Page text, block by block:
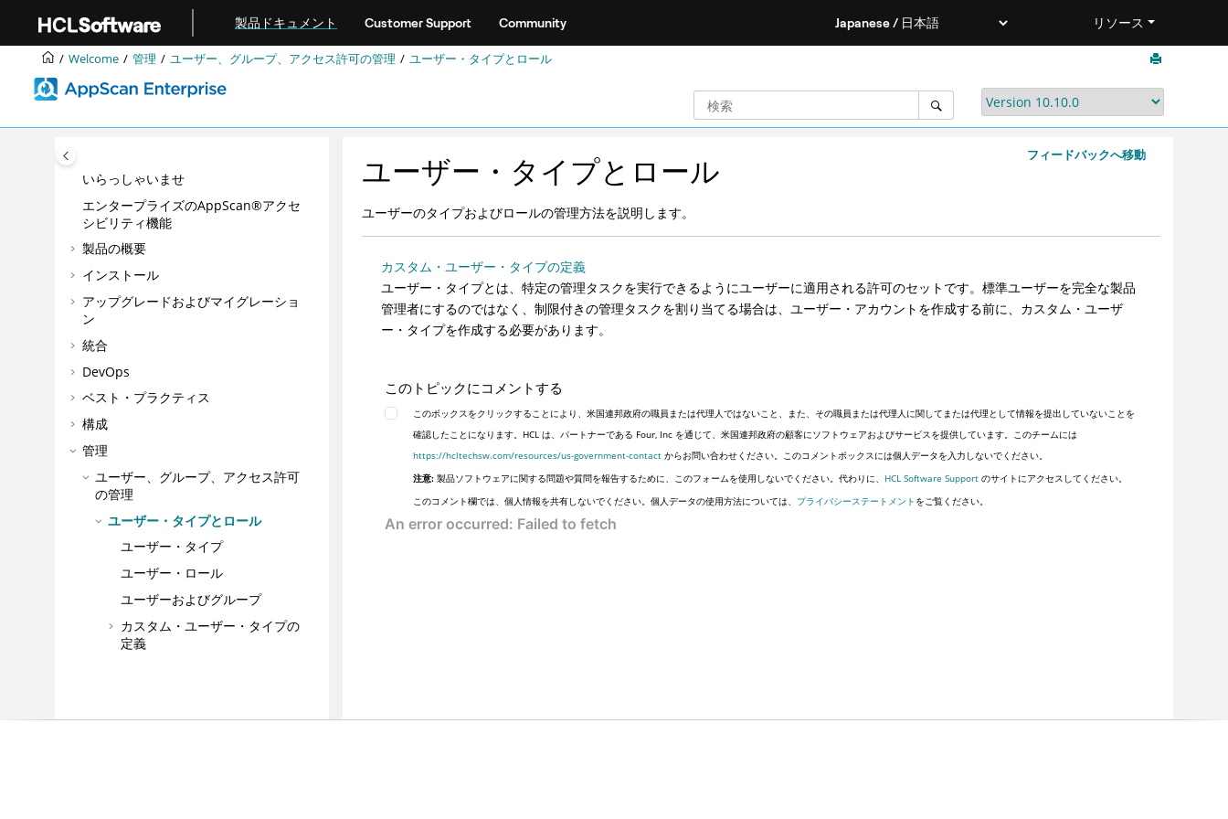
製品ドキュメント Customer Support Community リソース
Welcome 管理 ユーザー、グループ、アクセス許可の管理 ユーザー・タイプとロール
いらっしゃいませ
エンタープライズのAppScan®アクセ
シビリティ機能
製品の概要
インストール
アップグレードおよびマイグレーショ
ン
統合
DevOps
ベスト・プラクティス
構成
管理
ユーザー、グループ、アクセス許可
の管理
ユーザー・タイプとロール
ユーザー・タイプ
ユーザー・ロール
ユーザーおよびグループ
カスタム・ユーザー・タイプの
定義
フィードバックへ移動
ユーザー・タイプとロール
ユーザーのタイプおよびロールの管理方法を説明します。
カスタム・ユーザー・タイプの定義
ユーザー・タイプとは、特定の管理タスクを実行できるようにユーザーに適用される許可のセットです。標準ユーザーを完全な製品
管理者にするのではなく、制限付きの管理タスクを割り当てる場合は、ユーザー・アカウントを作成する前に、カスタム・ユーザ
ー・タイプを作成する必要があります。
このトピックにコメントする
このボックスをクリックすることにより、米国連邦政府の職員または代理人ではないこと、また、その職員または代理人に関してまたは代理として情報を提出していないことを
確認したことになります。HCL は、パートナーである Four, Inc を通じて、米国連邦政府の顧客にソフトウェアおよびサービスを提供しています。このチームには
https://hcltechsw.com/resources/us-government-contact からお問い合わせください。このコメントボックスには個人データを入力しないでください。
注意: 製品ソフトウェアに関する問題や質問を報告するために、このフォームを使用しないでください。代わりに、 HCL Software Support のサイトにアクセスしてください。
このコメント欄では、個人情報を共有しないでください。個人データの使用方法については、 プライバシーステートメント をご覧ください。